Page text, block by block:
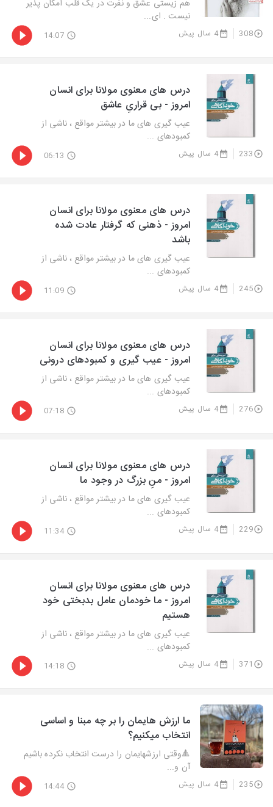
هم زیستی عشق و نفرت در یک قلب امکان پذیر
نیست . ای...
308 4 سال پیش 14:07
درس های معنوی مولانا برای انسان
امروز - بی قراریِ عاشق
عیب گیری های ما در بیشتر مواقع ، ناشی از
کمبودهای ...
233 4 سال پیش 06:13
درس های معنوی مولانا برای انسان
امروز - ذهنی که گرفتار عادت شده
باشد
عیب گیری های ما در بیشتر مواقع ، ناشی از
کمبودهای ...
245 4 سال پیش 11:09
درس های معنوی مولانا برای انسان
امروز - عیب گیری‌ و کمبودهای درونی
عیب گیری های ما در بیشتر مواقع ، ناشی از
کمبودهای ...
276 4 سال پیش 07:18
درس های معنوی مولانا برای انسان
امروز - منِ بزرگ در وجود ما
عیب گیری های ما در بیشتر مواقع ، ناشی از
کمبودهای ...
229 4 سال پیش 11:34
درس های معنوی مولانا برای انسان
امروز - ما خودمان عامل بدبختی خود
هستیم
عیب گیری های ما در بیشتر مواقع ، ناشی از
کمبودهای ...
371 4 سال پیش 14:18
ما ارزش هایمان را بر چه مبنا و اساسی
انتخاب میکنیم؟
🔺️وقتی ارزشهایمان را درست انتخاب نکرده باشیم
آن و...
235 4 سال پیش 14:44